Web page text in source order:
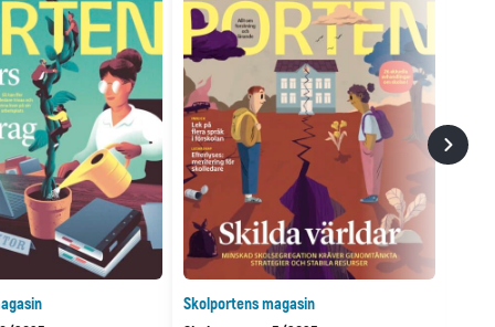
Skolportens magasin